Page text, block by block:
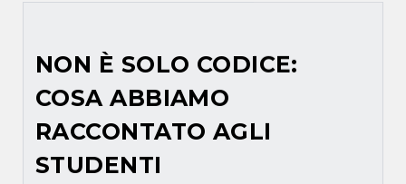
NON È SOLO CODICE:
COSA ABBIAMO
RACCONTATO AGLI
STUDENTI